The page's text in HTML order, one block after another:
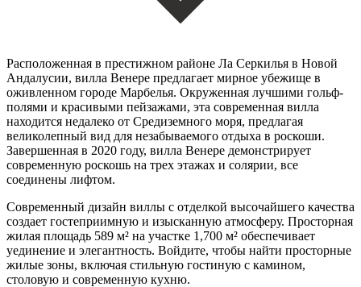
Расположенная в престижном районе Ла Серкилья в Новой
Андалусии, вилла Венере предлагает мирное убежище в
оживленном городе Марбелья. Окруженная лучшими гольф-
полями и красивыми пейзажами, эта современная вилла
находится недалеко от Средиземного моря, предлагая
великолепный вид для незабываемого отдыха в роскоши.
Завершенная в 2020 году, вилла Венере демонстрирует
современную роскошь на трех этажах и солярии, все
соединены лифтом.
Современный дизайн виллы с отделкой высочайшего качества
создает гостеприимную и изысканную атмосферу. Просторная
жилая площадь 589 м² на участке 1,700 м² обеспечивает
уединение и элегантность. Войдите, чтобы найти просторные
жилые зоны, включая стильную гостиную с камином,
столовую и современную кухню.